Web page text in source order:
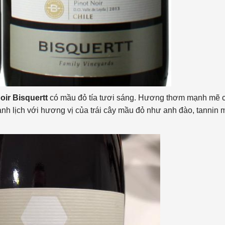
Bisquertt có mầu đỏ tía tươi sáng. Hương thơm mạnh mẽ
lịch với hương vị của trái cây mầu đỏ như anh đào, tannin